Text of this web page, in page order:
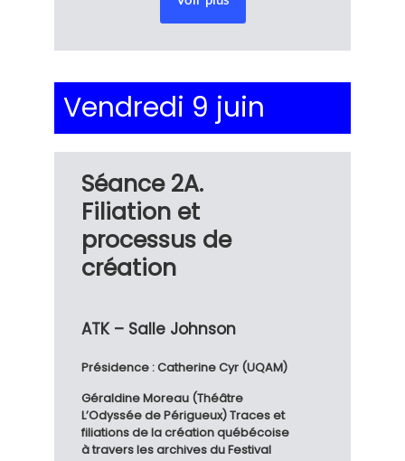
Vendredi 9 juin
Séance 2A.
Filiation et
processus de
création
ATK – Salle Johnson
Présidence : Catherine Cyr (UQAM)
Géraldine Moreau (Théâtre
L’Odyssée de Périgueux) Traces et
filiations de la création québécoise
à travers les archives du Festival